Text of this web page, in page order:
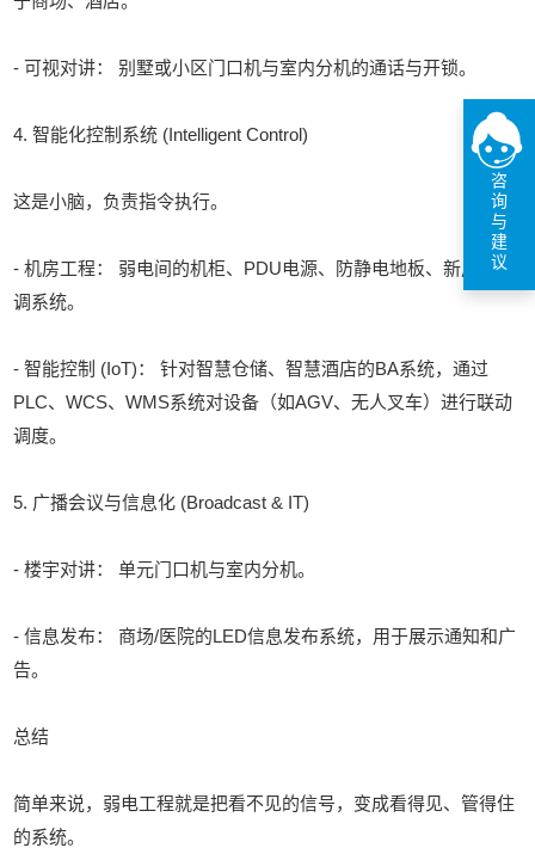
- 可视对讲： 别墅或小区门口机与室内分机的通话与开锁。
4. 智能化控制系统 (Intelligent Control)
这是小脑，负责指令执行。
- 机房工程： 弱电间的机柜、PDU电源、防静电地板、新风及空
调系统。
- 智能控制 (IoT)： 针对智慧仓储、智慧酒店的BA系统，通过
PLC、WCS、WMS系统对设备（如AGV、无人叉车）进行联动
调度。
5. 广播会议与信息化 (Broadcast & IT)
- 楼宇对讲： 单元门口机与室内分机。
- 信息发布： 商场/医院的LED信息发布系统，用于展示通知和广
告。
总结
简单来说，弱电工程就是把看不见的信号，变成看得见、管得住
的系统。
咨
询
与
建
议